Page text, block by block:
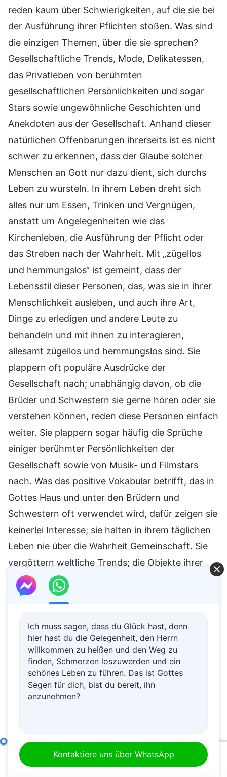
reden kaum über Schwierigkeiten, auf die sie bei
der Ausführung ihrer Pflichten stoßen. Was sind
die einzigen Themen, über die sie sprechen?
Gesellschaftliche Trends, Mode, Delikatessen,
das Privatleben von berühmten
gesellschaftlichen Persönlichkeiten und sogar
Stars sowie ungewöhnliche Geschichten und
Anekdoten aus der Gesellschaft. Anhand dieser
natürlichen Offenbarungen ihrerseits ist es nicht
schwer zu erkennen, dass der Glaube solcher
Menschen an Gott nur dazu dient, sich durchs
Leben zu wursteln. In ihrem Leben dreht sich
alles nur um Essen, Trinken und Vergnügen,
anstatt um Angelegenheiten wie das
Kirchenleben, die Ausführung der Pflicht oder
das Streben nach der Wahrheit. Mit „zügellos
und hemmungslos“ ist gemeint, dass der
Lebensstil dieser Personen, das, was sie in ihrer
Menschlichkeit ausleben, und auch ihre Art,
Dinge zu erledigen und andere Leute zu
behandeln und mit ihnen zu interagieren,
allesamt zügellos und hemmungslos sind. Sie
plappern oft populäre Ausdrücke der
Gesellschaft nach; unabhängig davon, ob die
Brüder und Schwestern sie gerne hören oder sie
verstehen können, reden diese Personen einfach
weiter. Sie plappern sogar häufig die Sprüche
einiger berühmter Persönlichkeiten der
Gesellschaft sowie von Musik- und Filmstars
nach. Was das positive Vokabular betrifft, das in
Gottes Haus und unter den Brüdern und
Schwestern oft verwendet wird, dafür zeigen sie
keinerlei Interesse; sie halten in ihrem täglichen
Leben nie über die Wahrheit Gemeinschaft. Sie
vergöttern weltliche Trends; die Objekte ihrer
Vergötterung und Nachahmung sind
verschiedene berühmte Persönlichkeiten und
populäre Begriffe und Redewendungen im
Internet auf und verwenden sie in ihrem Leben
und in Gesprächen mit den Brüdern und
Schwestern. Selbstverständlich sind diese
Begriffe mit Sicherheit nicht positiv oder
Wert und noch weniger Bedeutung. Es sind
populäre Ausdrücke, die von der verdorbenen
Ich muss sagen, dass du Glück hast, denn
hier hast du die Gelegenheit, den Herrn
willkommen zu heißen und den Weg zu
finden, Schmerzen loszuwerden und ein
schönes Leben zu führen. Das ist Gottes
Segen für dich, bist du bereit, ihn
anzunehmen?
Kontaktiere uns über WhatsApp